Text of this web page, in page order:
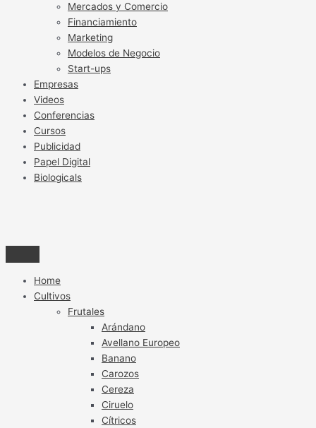
Mercados y Comercio
Financiamiento
Marketing
Modelos de Negocio
Start-ups
Empresas
Videos
Conferencias
Cursos
Publicidad
Papel Digital
Biologicals
Home
Cultivos
Frutales
Arándano
Avellano Europeo
Banano
Carozos
Cereza
Ciruelo
Cítricos